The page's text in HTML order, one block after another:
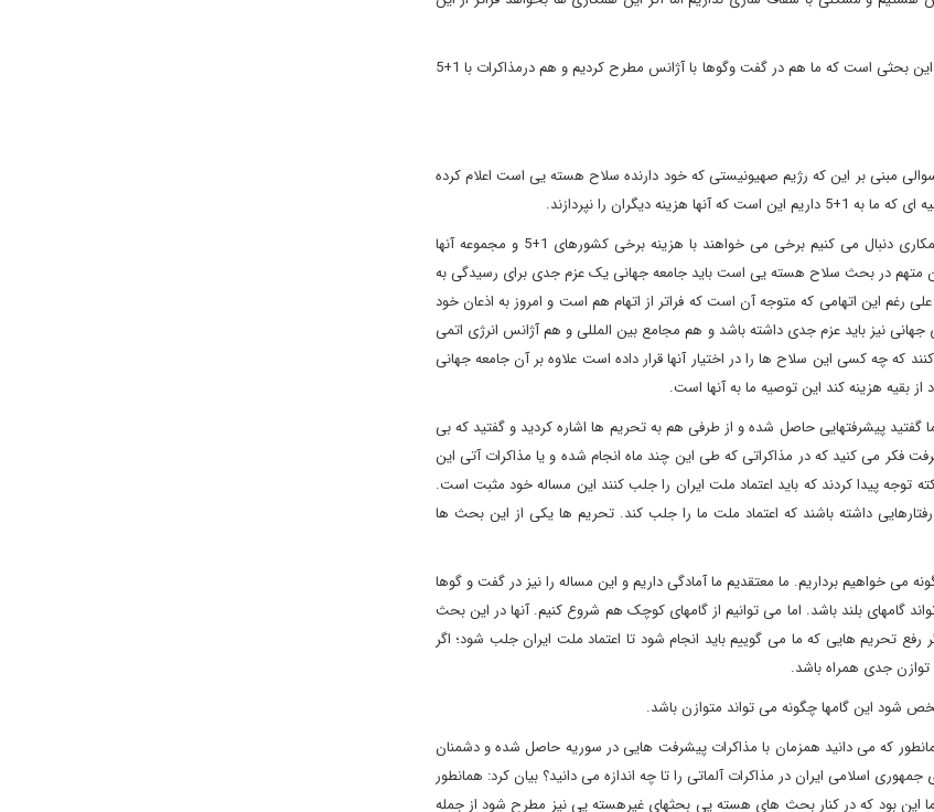
جلیلی تاکید کرد: حتما باید در چارچوب همکاری این گفت وگو ها شکل گیرد این بحثی است که ما هم در گفت وگوها با آژانس مطرح کردیم و هم درمذاکرات با 1+5
مبنی بر این که رژیم صهیونیستی که خود دارنده سلاح هسته یی است اعلام کرده
وی ادامه داد: ما معتقدیم آنچه که امروز ما در چارچوب گفت وگوها برای همکاری دنبال می کنیم برخی می خواهند با هزینه برخی کشورهای 1+5 و مجموعه آنها
متهم در بحث سلاح هسته یی است باید جامعه جهانی یک عزم جدی برای رسیدگی به
رغم این اتهامی که متوجه آن است که فراتر از اتهام هم است و امروز به اذعان خود
نیز باید عزم جدی داشته باشد و هم مجامع بین المللی و هم آژانس انرژی اتمی
که چه کسی این سلاح ها را در اختیار آنها قرار داده است علاوه بر آن جامعه جهانی
بقیه هزینه کند این توصیه ما به آنها است.
پیشرفتهایی حاصل شده و از طرفی هم به تحریم ها اشاره کردید و گفتید که بی
فکر می کنید که در مذاکراتی که طی این چند ماه انجام شده و یا مذاکرات آتی این
بیان کرد: آنها به هر حال در این 8 ماه به این نکته توجه پیدا کردند که باید اعتماد ملت ایران را جلب کنند این مساله خود مثبت است.
داشته باشند که اعتماد ملت ما را جلب کند. تحریم ها یکی از این بحث ها
می خواهیم برداریم. ما معتقدیم ما آمادگی داریم و این مساله را نیز در گفت و گوها
گامهای بلند باشد. اما می توانیم از گامهای کوچک هم شروع کنیم. آنها در این بحث
رفع تحریم هایی که ما می گوییم باید انجام شود تا اعتماد ملت ایران جلب شود؛ اگر
توازن جدی همراه باشد.
این گامها چگونه می تواند متوازن باشد.
که می دانید همزمان با مذاکرات پیشرفت هایی در سوریه حاصل شده و دشمنان
اسلامی ایران در مذاکرات آلماتی را تا چه اندازه می دانید؟ بیان کرد: همانطور
این بود که در کنار بحث های هسته یی بحثهای غیرهسته یی نیز مطرح شود از جمله